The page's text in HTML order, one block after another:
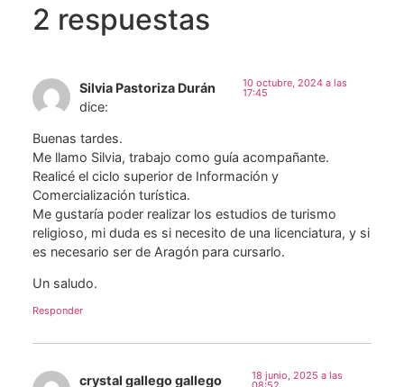
2 respuestas
Silvia Pastoriza Durán
dice:
10 octubre, 2024 a las
17:45
Buenas tardes.
Me llamo Silvia, trabajo como guía acompañante.
Realicé el ciclo superior de Información y
Comercialización turística.
Me gustaría poder realizar los estudios de turismo
religioso, mi duda es si necesito de una licenciatura, y si
es necesario ser de Aragón para cursarlo.
Un saludo.
Responder
crystal gallego gallego
18 junio, 2025 a las